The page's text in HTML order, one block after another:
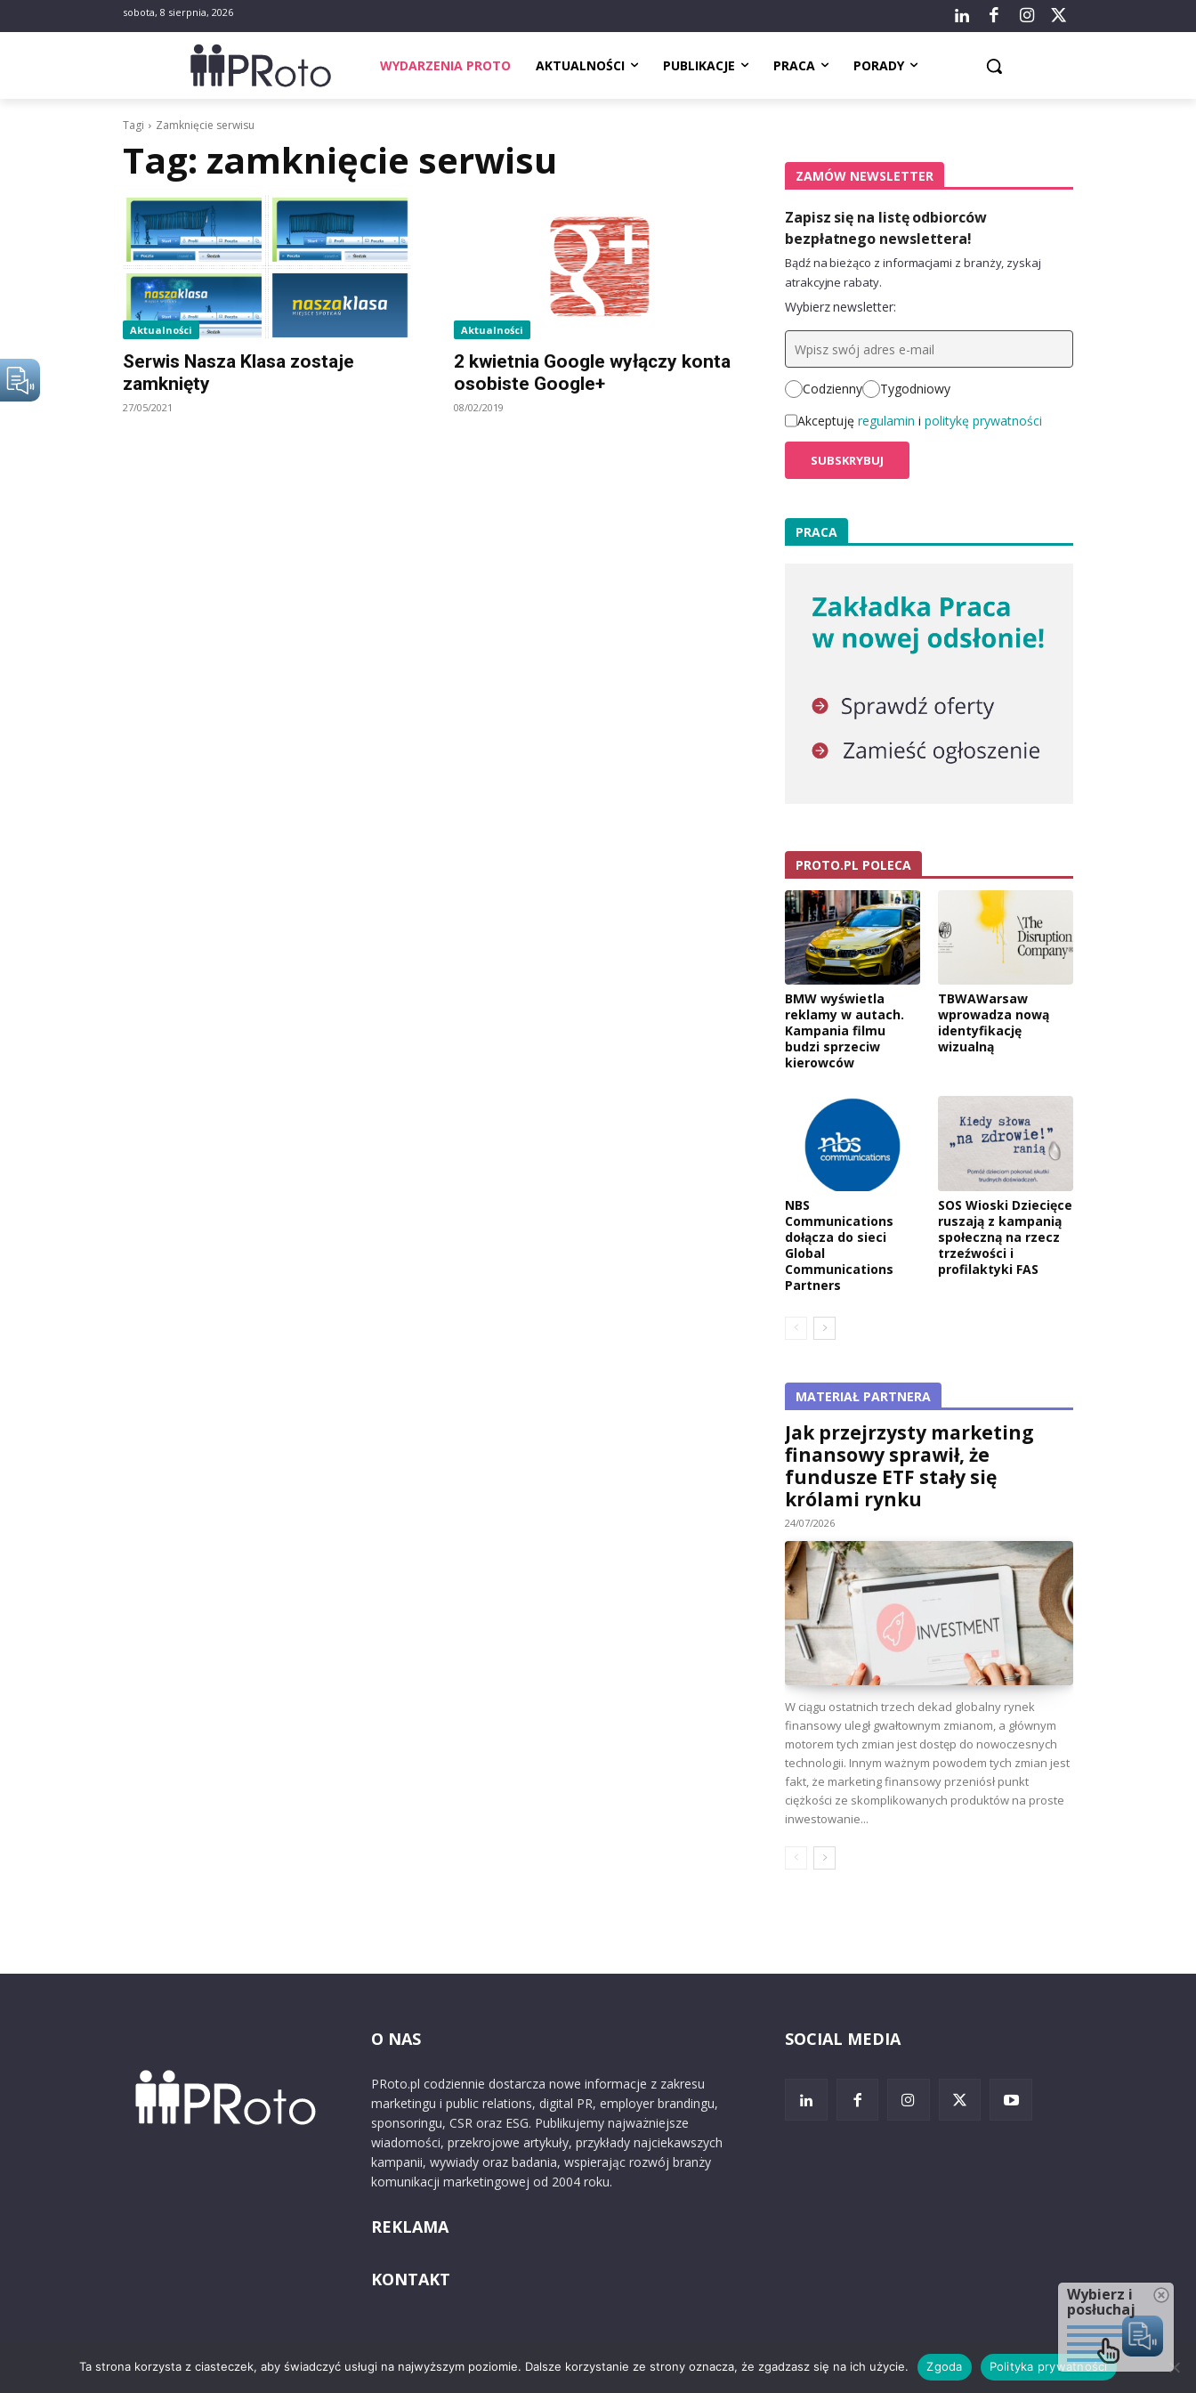
sobota, 8 sierpnia, 2026
WYDARZENIA PROTO AKTUALNOŚCI PUBLIKACJE PRACA PORADY
Tagi Zamknięcie serwisu
Tag: zamknięcie serwisu
Aktualności
Serwis Nasza Klasa zostaje
zamknięty
27/05/2021
Aktualności
2 kwietnia Google wyłączy konta
osobiste Google+
08/02/2019
ZAMÓW NEWSLETTER
Zapisz się na listę odbiorców
bezpłatnego newslettera!
Bądź na bieżąco z informacjami z branży, zyskaj
atrakcyjne rabaty.
Wybierz newsletter:
Codzienny
Tygodniowy
Akceptuję regulamin i politykę prywatności
PRACA
PROTO.PL POLECA
BMW wyświetla
reklamy w autach.
Kampania filmu
budzi sprzeciw
kierowców
TBWAWarsaw
wprowadza nową
identyfikację
wizualną
NBS
Communications
dołącza do sieci
Global
Communications
Partners
SOS Wioski Dziecięce
ruszają z kampanią
społeczną na rzecz
trzeźwości i
profilaktyki FAS
MATERIAŁ PARTNERA
Jak przejrzysty marketing
finansowy sprawił, że
fundusze ETF stały się
królami rynku
24/07/2026
W ciągu ostatnich trzech dekad globalny rynek
finansowy uległ gwałtownym zmianom, a głównym
motorem tych zmian jest dostęp do nowoczesnych
technologii. Innym ważnym powodem tych zmian jest
fakt, że marketing finansowy przeniósł punkt
ciężkości ze skomplikowanych produktów na proste
inwestowanie...
O NAS
PRoto.pl codziennie dostarcza nowe informacje z zakresu
marketingu i public relations, digital PR, employer brandingu,
sponsoringu, CSR oraz ESG. Publikujemy najważniejsze
wiadomości, przekrojowe artykuły, przykłady najciekawszych
kampanii, wywiady oraz badania, wspierając rozwój branży
komunikacji marketingowej od 2004 roku.
REKLAMA
KONTAKT
SOCIAL MEDIA
© 2024 PRoto.pl O nas Reklama Zastrzeżenia prawne
Ta strona korzysta z ciasteczek, aby świadczyć usługi na najwyższym poziomie. Dalsze korzystanie ze strony oznacza, że zgadzasz się na ich użycie. Zgoda Polityka prywatności
Wybierz i
posłuchaj